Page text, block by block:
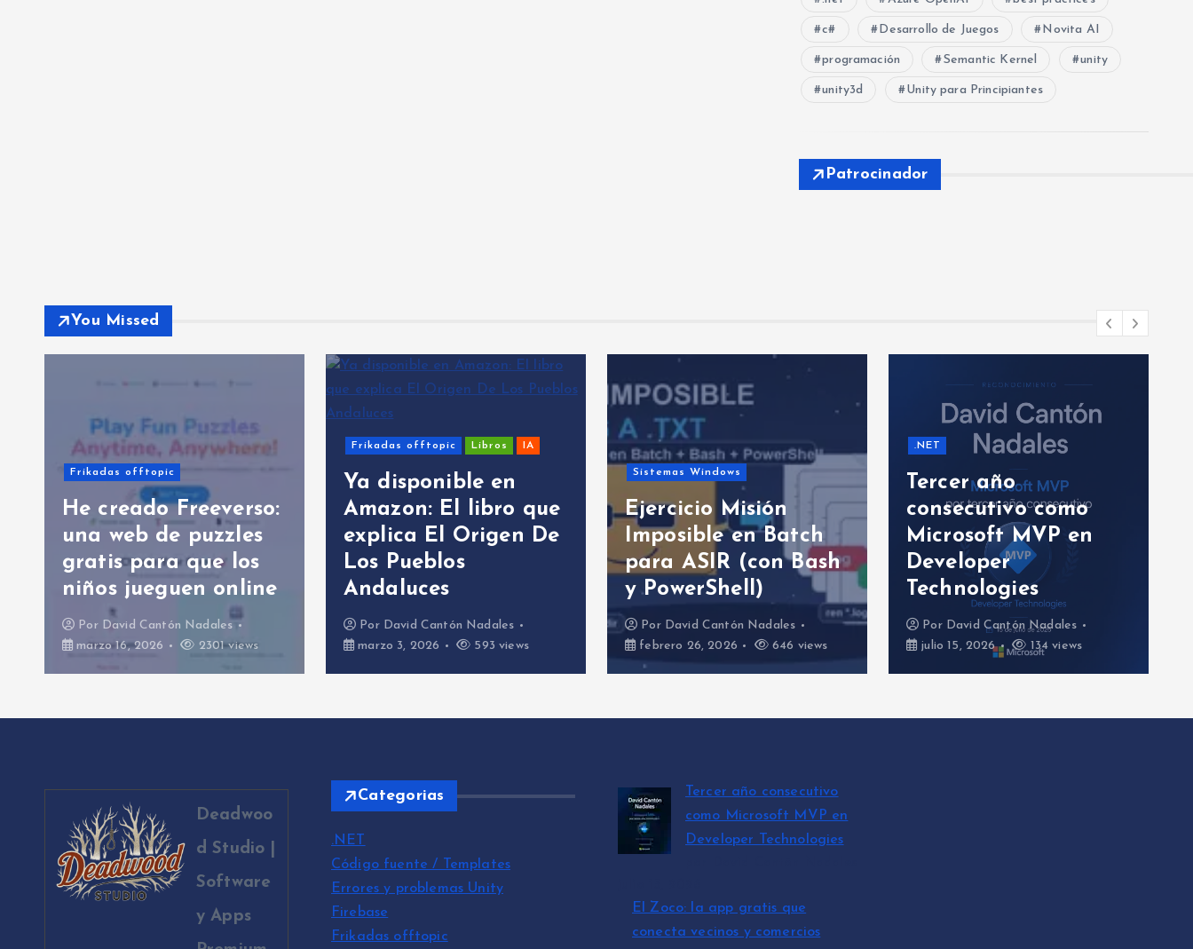
c# Desarrollo de Juegos Novita AI
programación Semantic Kernel unity
unity3d Unity para Principiantes
Patrocinador
You Missed
Frikadas offtopic
He creado Freeverso:
una web de puzzles
gratis para que los
niños jueguen online
Por David Cantón Nadales
marzo 16, 2026
2301 views
Frikadas offtopic Libros IA
Ya disponible en
Amazon: El libro que
explica El Origen De
Los Pueblos
Andaluces
Por David Cantón Nadales
marzo 3, 2026
593 views
Sistemas Windows
Ejercicio Misión
Imposible en Batch
para ASIR (con Bash
y PowerShell)
Por David Cantón Nadales
febrero 26, 2026
646 views
.NET
Tercer año
consecutivo como
Microsoft MVP en
Developer
Technologies
Por David Cantón Nadales
julio 15, 2026
134 views
Deadwoo
d Studio |
Software
y Apps
Categorias
.NET
Código fuente / Templates
Errores y problemas Unity
Firebase
Frikadas offtopic
Tercer año consecutivo
como Microsoft MVP en
Developer Technologies
El Zoco: la app gratis que
conecta vecinos y comercios